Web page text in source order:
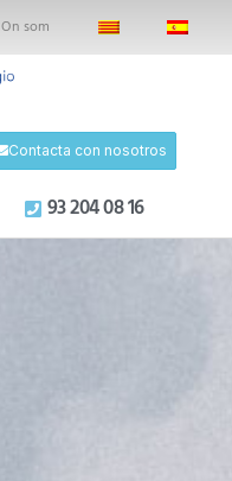
On som
Contacta con nosotros
93 204 08 16